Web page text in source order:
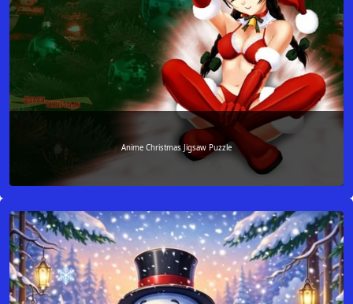
Anime Christmas Jigsaw Puzzle